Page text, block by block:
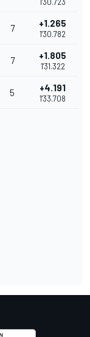
7 +1.265
1'30.782
7 +1.805
1'31.322
5 +4.191
1'33.708